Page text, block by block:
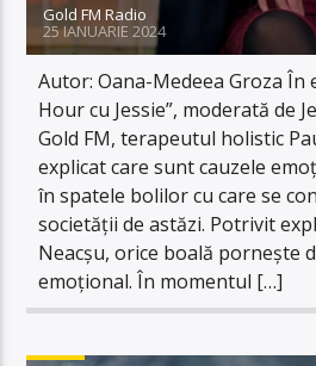
Gold FM Radio
25 IANUARIE 2024
Autor: Oana-Medeea Groza În
Hour cu Jessie”, moderată de
Gold FM, terapeutul holistic
explicat care sunt cauzele
în spatele bolilor cu care se
societății de astăzi. Potrivit
Neacșu, orice boală pornește
emoțional. În momentul […]